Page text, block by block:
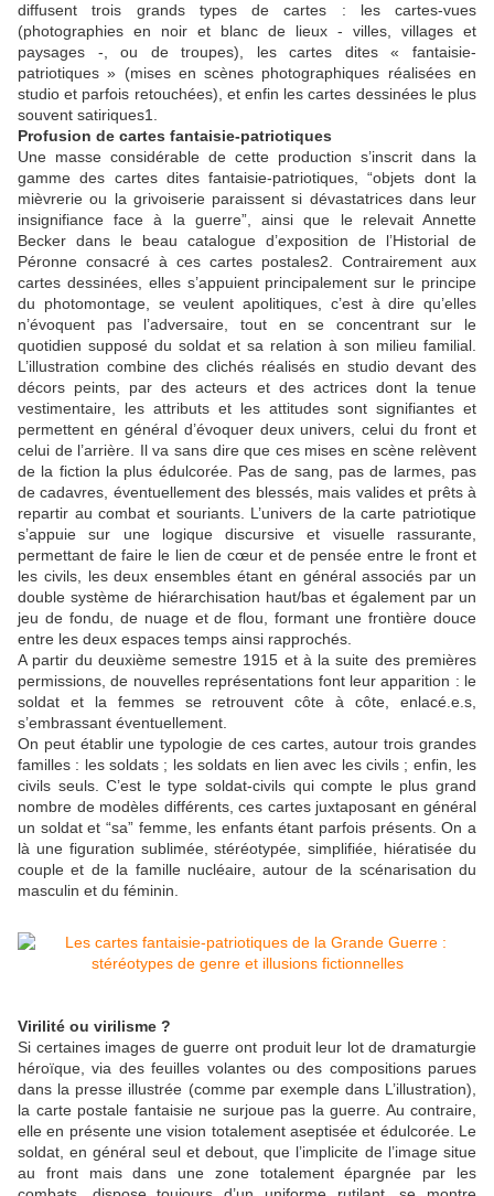
diffusent trois grands types de cartes : les cartes-vues
(photographies en noir et blanc de lieux - villes, villages et
paysages -, ou de troupes), les cartes dites « fantaisie-
patriotiques » (mises en scènes photographiques réalisées en
studio et parfois retouchées), et enfin les cartes dessinées le plus
souvent satiriques1.
Profusion de cartes fantaisie-patriotiques
Une masse considérable de cette production s’inscrit dans la
gamme des cartes dites fantaisie-patriotiques, “objets dont la
mièvrerie ou la grivoiserie paraissent si dévastatrices dans leur
insignifiance face à la guerre”, ainsi que le relevait Annette
Becker dans le beau catalogue d’exposition de l’Historial de
Péronne consacré à ces cartes postales2. Contrairement aux
cartes dessinées, elles s’appuient principalement sur le principe
du photomontage, se veulent apolitiques, c’est à dire qu’elles
n’évoquent pas l’adversaire, tout en se concentrant sur le
quotidien supposé du soldat et sa relation à son milieu familial.
L’illustration combine des clichés réalisés en studio devant des
décors peints, par des acteurs et des actrices dont la tenue
vestimentaire, les attributs et les attitudes sont signifiantes et
permettent en général d’évoquer deux univers, celui du front et
celui de l’arrière. Il va sans dire que ces mises en scène relèvent
de la fiction la plus édulcorée. Pas de sang, pas de larmes, pas
de cadavres, éventuellement des blessés, mais valides et prêts à
repartir au combat et souriants. L’univers de la carte patriotique
s’appuie sur une logique discursive et visuelle rassurante,
permettant de faire le lien de cœur et de pensée entre le front et
les civils, les deux ensembles étant en général associés par un
double système de hiérarchisation haut/bas et également par un
jeu de fondu, de nuage et de flou, formant une frontière douce
entre les deux espaces temps ainsi rapprochés.
A partir du deuxième semestre 1915 et à la suite des premières
permissions, de nouvelles représentations font leur apparition : le
soldat et la femmes se retrouvent côte à côte, enlacé.e.s,
s’embrassant éventuellement.
On peut établir une typologie de ces cartes, autour trois grandes
familles : les soldats ; les soldats en lien avec les civils ; enfin, les
civils seuls. C’est le type soldat-civils qui compte le plus grand
nombre de modèles différents, ces cartes juxtaposant en général
un soldat et “sa” femme, les enfants étant parfois présents. On a
là une figuration sublimée, stéréotypée, simplifiée, hiératisée du
couple et de la famille nucléaire, autour de la scénarisation du
masculin et du féminin.
Virilité ou virilisme ?
Si certaines images de guerre ont produit leur lot de dramaturgie
héroïque, via des feuilles volantes ou des compositions parues
dans la presse illustrée (comme par exemple dans L’illustration),
la carte postale fantaisie ne surjoue pas la guerre. Au contraire,
elle en présente une vision totalement aseptisée et édulcorée. Le
soldat, en général seul et debout, que l’implicite de l’image situe
au front mais dans une zone totalement épargnée par les